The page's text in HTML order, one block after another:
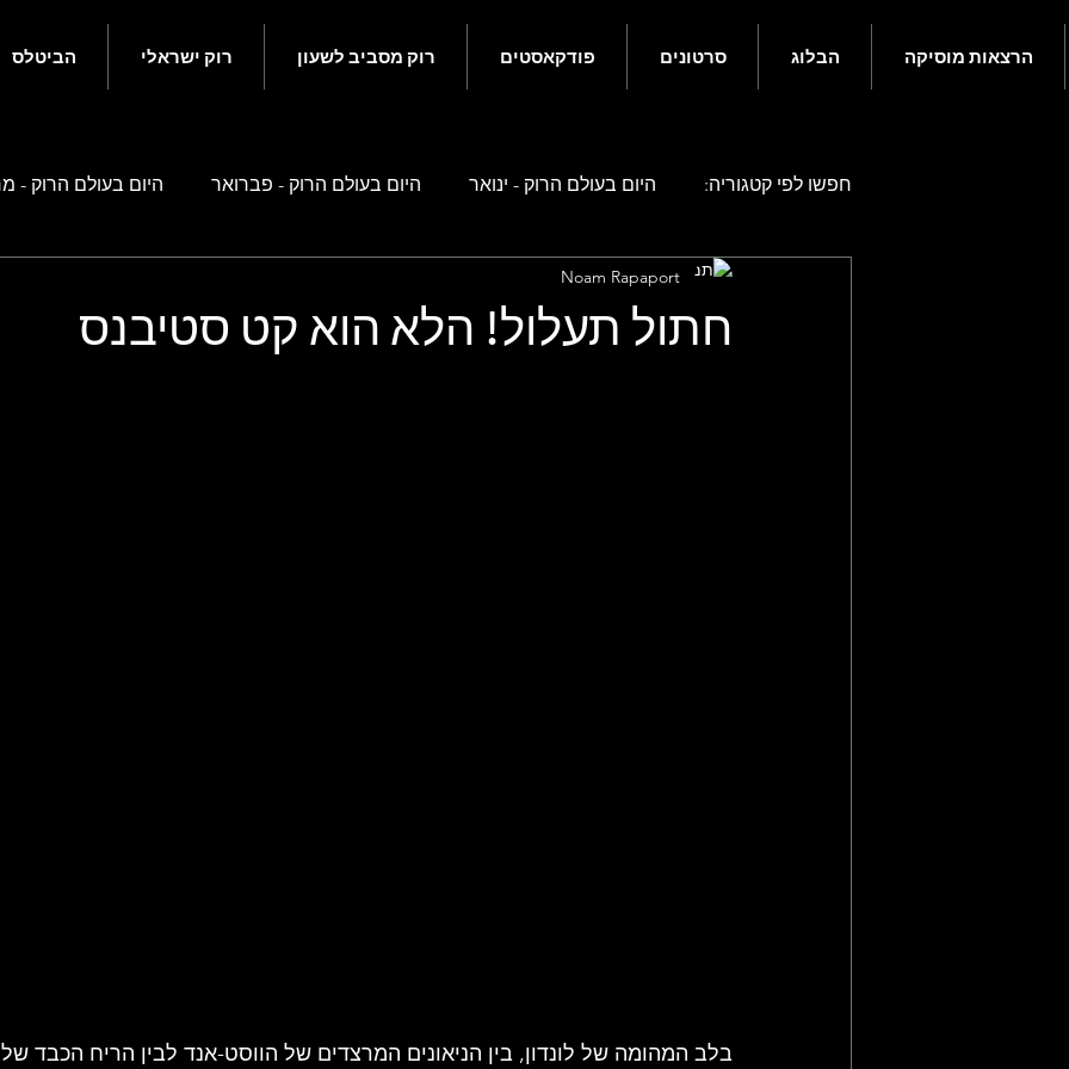
הרצאות מוסיקה הבלוג סרטונים פודקאסטים רוק מסביב לשעון רוק ישראלי הביטלס
חפשו לפי קטגוריה: היום בעולם הרוק - ינואר היום בעולם הרוק - פברואר היום בעולם הרוק -
היום בעולם הרוק - אפריל
חתול תעלול! הלא הוא קט סטיבנס
Noam Rapaport
בלב המהומה של לונדון, בין הניאונים המרצדים של הווסט-אנד לבין הריח הכבד של